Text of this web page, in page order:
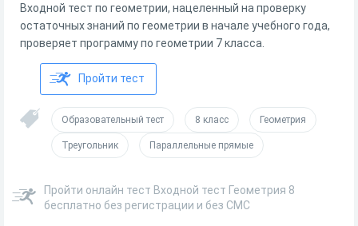
Входной тест по геометрии, нацеленный на проверку
остаточных знаний по геометрии в начале учебного года,
проверяет программу по геометрии 7 класса.
Пройти тест
Образовательный тест 8 класс Геометрия
Треугольник Параллельные прямые
Пройти онлайн тест Входной тест Геометрия 8
бесплатно без регистрации и без СМС